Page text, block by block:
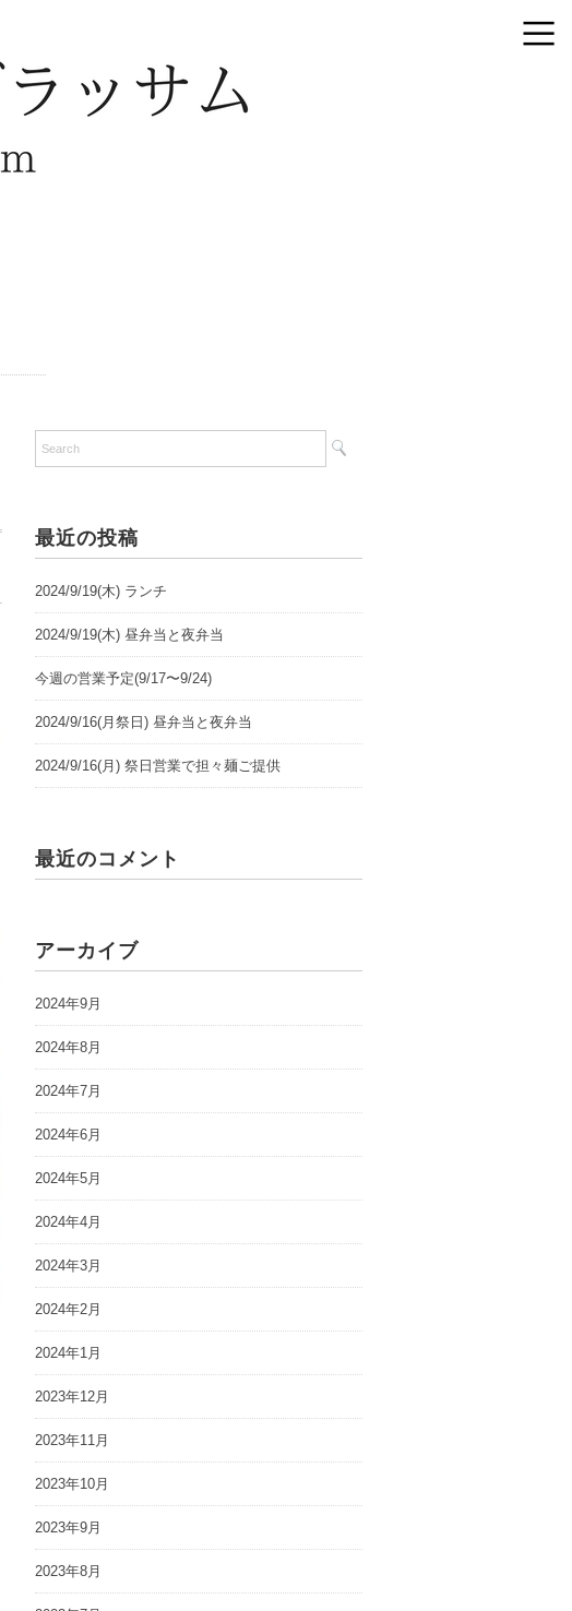
最近の投稿
2024/9/19(木) ランチ
2024/9/19(木) 昼弁当と夜弁当
今週の営業予定(9/17〜9/24)
2024/9/16(月祭日) 昼弁当と夜弁当
2024/9/16(月) 祭日営業で担々麺ご提供
最近のコメント
アーカイブ
2024年9月
2024年8月
2024年7月
2024年6月
2024年5月
2024年4月
2024年3月
2024年2月
2024年1月
2023年12月
2023年11月
2023年10月
2023年9月
2023年8月